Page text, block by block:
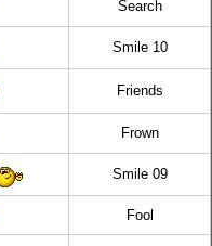
Search
Smile 10
Friends
Frown
Smile 09
Fool